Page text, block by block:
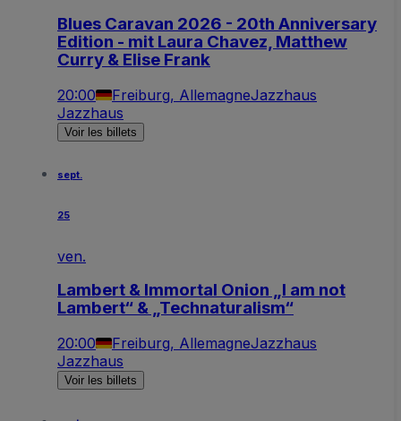
Blues Caravan 2026 - 20th Anniversary
Edition - mit Laura Chavez, Matthew
Curry & Elise Frank
20:00 Freiburg, AllemagneJazzhaus
Jazzhaus
Voir les billets
sept.
25
ven.
Lambert & Immortal Onion „I am not
Lambert“ & „Technaturalism“
20:00 Freiburg, AllemagneJazzhaus
Jazzhaus
Voir les billets